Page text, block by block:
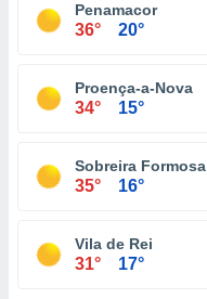
Penamacor
36° 20°
Proença-a-Nova
34° 15°
Sobreira Formosa
35° 16°
Vila de Rei
31° 17°